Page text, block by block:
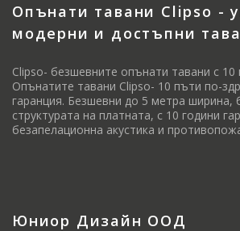
Опънати тавани Clipso -
модерни и достъпни
Clipso- безшевните опънати тавани с 10
Опънатите тавани Clipso- 10 пъти по-
гаранция. Безшевни до 5 метра ширина,
структурата на платната, с 10 години
безапелационна акустика и
Юниор Дизайн ООД